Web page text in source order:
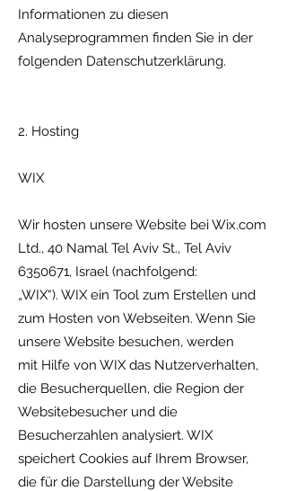
Informationen zu diesen
Analyseprogrammen finden Sie in der
folgenden Datenschutzerklärung.
2. Hosting
WIX
Wir hosten unsere Website bei Wix.com
Ltd., 40 Namal Tel Aviv St., Tel Aviv
6350671, Israel (nachfolgend:
„WIX“). WIX ein Tool zum Erstellen und
zum Hosten von Webseiten. Wenn Sie
unsere Website besuchen, werden
mit Hilfe von WIX das Nutzerverhalten,
die Besucherquellen, die Region der
Websitebesucher und die
Besucherzahlen analysiert. WIX
speichert Cookies auf Ihrem Browser,
die für die Darstellung der Website